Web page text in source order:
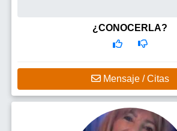
¿CONOCERLA?
Mensaje / Citas